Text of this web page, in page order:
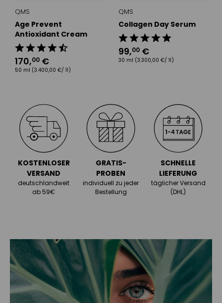
QMS
Age Prevent
Antioxidant Cream
170,00 €
50 ml (3.400,00 €/ 1l)
QMS
Collagen Day Serum
99,00 €
30 ml (3.300,00 €/ 1l)
KOSTENLOSER
VERSAND
deutschlandweit
ab 59€
GRATIS-
PROBEN
individuell zu jeder
Bestellung
SCHNELLE
LIEFERUNG
täglicher Versand
(DHL)